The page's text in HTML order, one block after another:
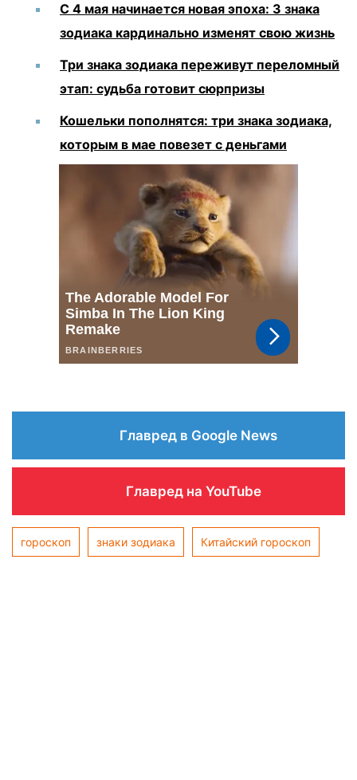
С 4 мая начинается новая эпоха: 3 знака
зодиака кардинально изменят свою жизнь
Три знака зодиака переживут переломный
этап: судьба готовит сюрпризы
Кошельки пополнятся: три знака зодиака,
которым в мае повезет с деньгами
Главред в Google News
Главред на YouTube
гороскоп знаки зодиака Китайский гороскоп